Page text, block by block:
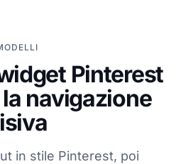
Pinterest
navigazione
in stile Pinterest, poi